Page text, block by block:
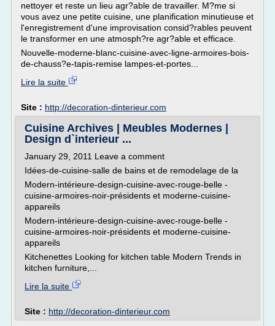
nettoyer et reste un lieu agr?able de travailler. M?me si
vous avez une petite cuisine, une planification minutieuse et
l'enregistrement d'une improvisation consid?rables peuvent
le transformer en une atmosph?re agr?able et efficace.
Nouvelle-moderne-blanc-cuisine-avec-ligne-armoires-bois-
de-chauss?e-tapis-remise lampes-et-portes...
Lire la suite
Site : http://decoration-dinterieur.com
Cuisine Archives | Meubles Modernes |
Design d`interieur ...
January 29, 2011 Leave a comment
Idées-de-cuisine-salle de bains et de remodelage de la
Modern-intérieure-design-cuisine-avec-rouge-belle -
cuisine-armoires-noir-présidents et moderne-cuisine-
appareils
Modern-intérieure-design-cuisine-avec-rouge-belle -
cuisine-armoires-noir-présidents et moderne-cuisine-
appareils
Kitchenettes Looking for kitchen table Modern Trends in
kitchen furniture,...
Lire la suite
Site : http://decoration-dinterieur.com